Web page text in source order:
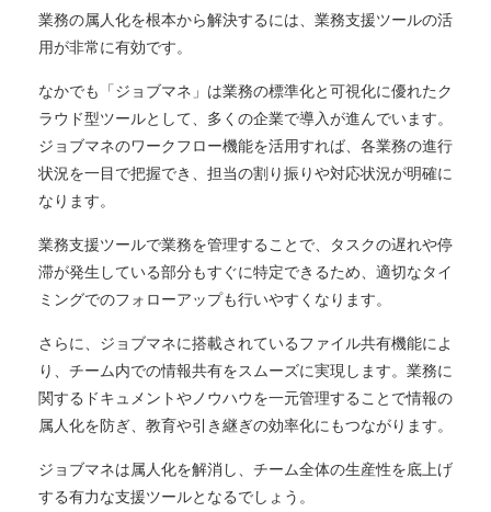
業務の属人化を根本から解決するには、業務支援ツールの活
用が非常に有効です。
なかでも「ジョブマネ」は業務の標準化と可視化に優れたク
ラウド型ツールとして、多くの企業で導入が進んでいます。
ジョブマネのワークフロー機能を活用すれば、各業務の進行
状況を一目で把握でき、担当の割り振りや対応状況が明確に
なります。
業務支援ツールで業務を管理することで、タスクの遅れや停
滞が発生している部分もすぐに特定できるため、適切なタイ
ミングでのフォローアップも行いやすくなります。
さらに、ジョブマネに搭載されているファイル共有機能によ
り、チーム内での情報共有をスムーズに実現します。業務に
関するドキュメントやノウハウを一元管理することで情報の
属人化を防ぎ、教育や引き継ぎの効率化にもつながります。
ジョブマネは属人化を解消し、チーム全体の生産性を底上げ
する有力な支援ツールとなるでしょう。